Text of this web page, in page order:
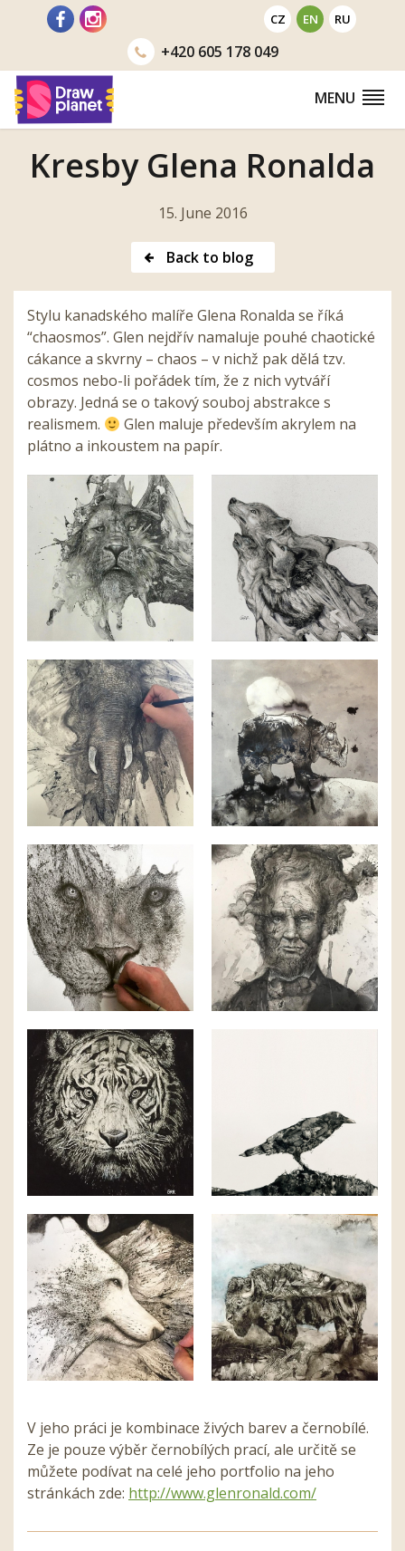
CZ EN RU
+420605 178 049
MENU
Kresby Glena Ronalda
15. June 2016
Back to blog
Stylu kanadského malíře Glena Ronalda se říká
“chaosmos”. Glen nejdřív namaluje pouhé chaotické
cákance a skvrny – chaos – v nichž pak dělá tzv.
cosmos nebo-li pořádek tím, že z nich vytváří
obrazy. Jedná se o takový souboj abstrakce s
realismem.
Glen maluje především akrylem na
plátno a inkoustem na papír.
V jeho práci je kombinace živých barev a černobílé.
Ze je pouze výběr černobílých prací, ale určitě se
můžete podívat na celé jeho portfolio na jeho
stránkách zde: http://www.glenronald.com/